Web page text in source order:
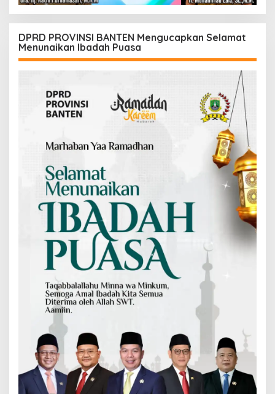
DPRD PROVINSI BANTEN Mengucapkan Selamat
Menunaikan Ibadah Puasa